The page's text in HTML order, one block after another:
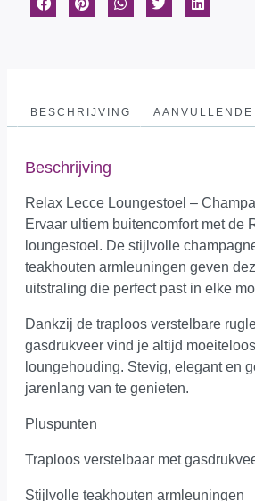
BESCHRIJVING
Beschrijving
Relax Lecce Loungestoel –
Ervaar ultiem buitencomfort met de
loungestoel. De stijlvolle
teakhouten armleuningen geven
uitstraling die perfect past in elke
Dankzij de traploos verstelbare
gasdrukveer vind je altijd
loungehouding. Stevig, elegant en
jarenlang van te genieten.
Pluspunten
Traploos verstelbaar met
Stijlvolle teakhouten armleuningen